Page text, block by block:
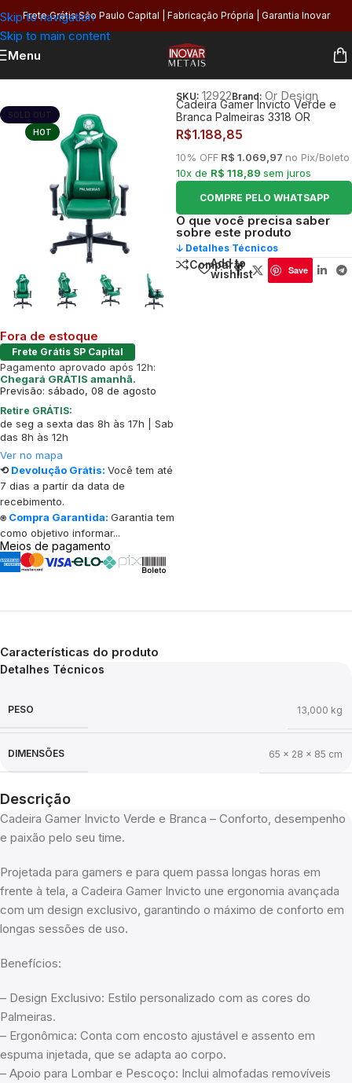
Skip to navigation
Skip to main content
Frete Grátis São Paulo Capital | Fabricação Própria | Garantia Inovar
Menu
SOLD OUT
HOT
Fora de estoque
Frete Grátis SP Capital
Pagamento aprovado após 12h:
Chegará GRÁTIS amanhã.
Previsão: sábado, 08 de agosto
Retire GRÁTIS:
de seg a sexta das 8h às 17h | Sab
das 8h às 12h
Ver no mapa
⟲ Devolução Grátis: Você tem até
7 dias a partir da data de
recebimento.
⍟ Compra Garantida: Garantia tem
como objetivo informar...
Meios de pagamento
SKU: 12922Brand: Or Design
Cadeira Gamer Invicto Verde e
Branca Palmeiras 3318 OR
R$1.188,85
10% OFF R$ 1.069,97 no Pix/Boleto
10x de R$ 118,89 sem juros
COMPRE PELO WHATSAPP
O que você precisa saber
sobre este produto
🡣 Detalhes Técnicos
Comparar
Add to
wishlist
Save
Características do produto
Detalhes Técnicos
PESO 13,000 kg
DIMENSÕES 65 × 28 × 85 cm
Descrição
Cadeira Gamer Invicto Verde e Branca – Conforto, desempenho
e paixão pelo seu time.
Projetada para gamers e para quem passa longas horas em
frente à tela, a Cadeira Gamer Invicto une ergonomia avançada
com um design exclusivo, garantindo o máximo de conforto em
longas sessões de uso.
Benefícios:
– Design Exclusivo: Estilo personalizado com as cores do
Palmeiras.
– Ergonômica: Conta com encosto ajustável e assento em
espuma injetada, que se adapta ao corpo.
– Apoio para Lombar e Pescoço: Inclui almofadas removíveis